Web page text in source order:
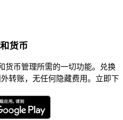
货币
货币管理所需的一切功能。兑换
转账，无任何隐藏费用。立即下